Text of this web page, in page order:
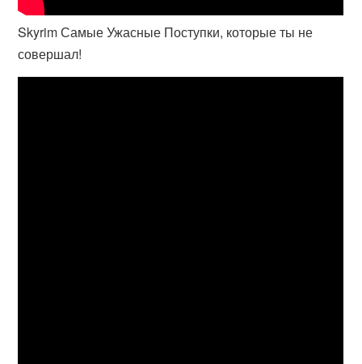
Skyrim Самые Ужасные Поступки, которые ты не
совершал!